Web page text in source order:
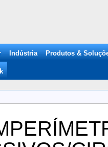
Indústria Produtos &